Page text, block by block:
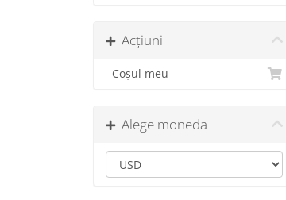
Acțiuni
Coșul meu
Alege moneda